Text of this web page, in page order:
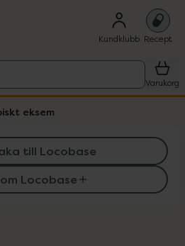
Kundklubb Recept
Varukorg
eksem
till Locobase
Locobase